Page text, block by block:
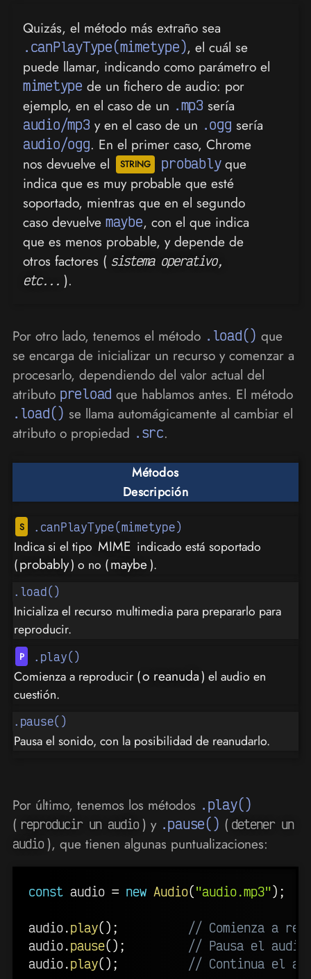
Quizás, el método más extraño sea
.canPlayType(mimetype), el cuál se
puede llamar, indicando como parámetro el
mimetype de un fichero de audio: por
ejemplo, en el caso de un .mp3 sería
audio/mp3 y en el caso de un .ogg sería
audio/ogg. En el primer caso, Chrome
nos devuelve el
probablyque
indica que es muy probable que esté
soportado, mientras que en el segundo
caso devuelve maybe, con el que indica
que es menos probable, y depende de
otros factores ( sistema operativo,
etc... ).
Por otro lado, tenemos el método .load() que
se encarga de inicializar un recurso y comenzar a
procesarlo, dependiendo del valor actual del
atributo preload que hablamos antes. El método
.load() se llama automágicamente al cambiar el
atributo o propiedad .src.
Métodos
Descripción
.canPlayType(mimetype)
Indica si el tipo MIME indicado está soportado
(probably) o no (maybe).
.load()
Inicializa el recurso multimedia para prepararlo para
reproducir.
.play()
Comienza a reproducir (o reanuda) el audio en
cuestión.
.pause()
Pausa el sonido, con la posibilidad de reanudarlo.
Por último, tenemos los métodos .play()
( reproducir un audio ) y .pause() ( detener un
audio ), que tienen algunas puntualizaciones:
const audio = new Audio("audio.mp3") ;
audio.play() ;
// Comienza a
audio.pause() ;
// Pausa el audio
audio.play() ; // Continua el